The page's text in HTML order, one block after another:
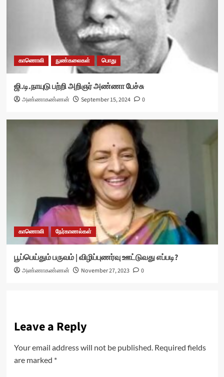
காணொலி நுண்கலைகள் பொது
ஜி.டி.நாயுடு பற்றி அறிஞர் அண்ணா பேச்சு
அண்ணாகண்ணன் September 15, 2024 0
காணொலி நேர்காணல்கள்
பூப்பெய்தும் பருவம் | விழிப்புணர்வு ஊட்டுவது எப்படி?
அண்ணாகண்ணன் November 27, 2023 0
Leave a Reply
Your email address will not be published. Required fields
are marked *